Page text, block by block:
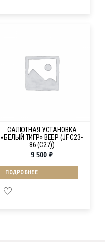
САЛЮТНАЯ УСТАНОВКА
«БЕЛЫЙ ТИГР» ВЕЕР (JF C23-
86 (C27))
9 500 ₽
ПОДРОБНЕЕ